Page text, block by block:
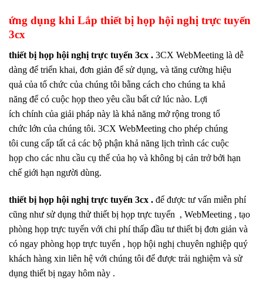
ứng dụng khi Lắp thiết bị họp hội nghị trực tuyến
3cx
thiết bị họp hội nghị trực tuyến 3cx . 3CX WebMeeting là dễ
dàng để triển khai, đơn giản để sử dụng, và tăng cường hiệu
quả của tổ chức của chúng tôi bằng cách cho chúng ta khả
năng để có cuộc họp theo yêu cầu bất cứ lúc nào. Lợi
ích chính của giải pháp này là khả năng mở rộng trong tổ
chức lớn của chúng tôi. 3CX WebMeeting cho phép chúng
tôi cung cấp tất cả các bộ phận khả năng lịch trình các cuộc
họp cho các nhu cầu cụ thể của họ và không bị cản trở bởi hạn
chế giới hạn người dùng.
thiết bị họp hội nghị trực tuyến 3cx . để được tư vấn miễn phí
cũng như sử dụng thử thiết bị họp trực tuyến , WebMeeting , tạo
phòng họp trực tuyến với chi phí thấp đầu tư thiết bị đơn giản và
có ngay phòng họp trực tuyến , họp hội nghị chuyên nghiệp quý
khách hàng xin liên hệ với chúng tôi để được trải nghiệm và sử
dụng thiết bị ngay hôm này .